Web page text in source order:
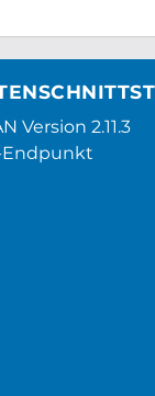
Version 2.11.3
Endpunkt